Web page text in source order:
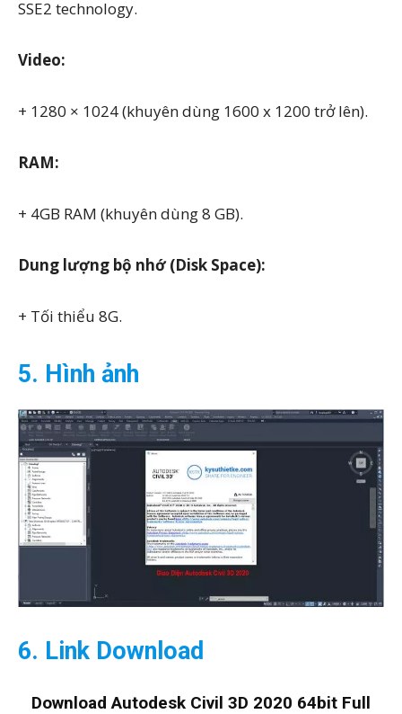
SSE2 technology.
Video:
+ 1280 × 1024 (khuyên dùng 1600 x 1200 trở lên).
RAM:
+ 4GB RAM (khuyên dùng 8 GB).
Dung lượng bộ nhớ (Disk Space):
+ Tối thiểu 8G.
5. Hình ảnh
6. Link Download
Download Autodesk Civil 3D 2020 64bit Full